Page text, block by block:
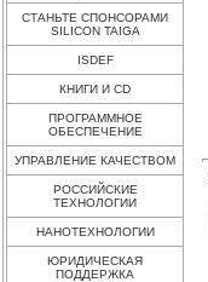
СТАНЬТЕ СПОНСОРАМИ
SILICON TAIGA
ISDEF
КНИГИ И CD
ПРОГРАММНОЕ
ОБЕСПЕЧЕНИЕ
УПРАВЛЕНИЕ КАЧЕСТВОМ
РОССИЙСКИЕ
ТЕХНОЛОГИИ
НАНОТЕХНОЛОГИИ
ЮРИДИЧЕСКАЯ
ПОДДЕРЖКА